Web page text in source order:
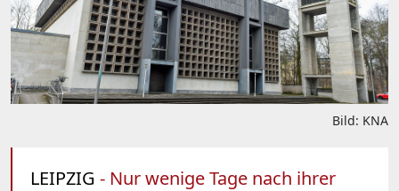
Bild: KNA
LEIPZIG - Nur wenige Tage nach ihrer